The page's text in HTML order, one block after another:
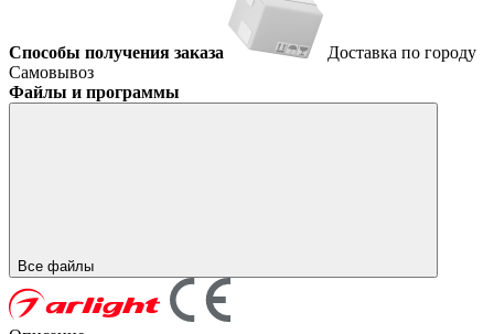
Способы получения заказа
Доставка по городу
Самовывоз
Файлы и программы
Все файлы